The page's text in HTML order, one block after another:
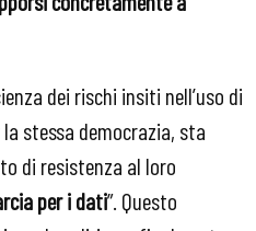
dei rischi insiti nell’uso di
stessa democrazia, sta
di resistenza al loro
per i dati”. Questo